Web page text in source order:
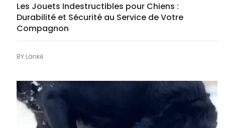
Les Jouets Indestructibles pour Chiens :
Durabilité et Sécurité au Service de Votre
Compagnon
BY Länkē